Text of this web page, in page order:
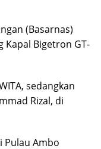
(Basarnas)
Kapal Bigetron GT-
sedangkan
Rizal, di
Pulau Ambo